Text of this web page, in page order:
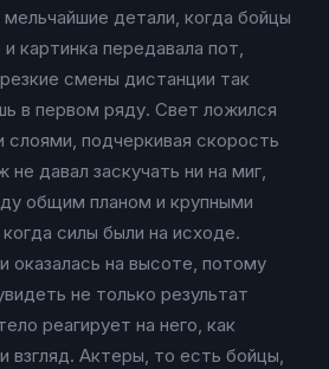
детали, когда бойцы
картинка передавала пот,
смены дистанции так
в первом ряду. Свет ложился
слоями, подчеркивая скорость
давал заскучать ни на миг,
общим планом и крупными
силы были на исходе.
оказалась на высоте, потому
не только результат
реагирует на него, как
взгляд. Актеры, то есть бойцы,